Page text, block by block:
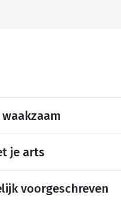
je arts
voorgeschreven